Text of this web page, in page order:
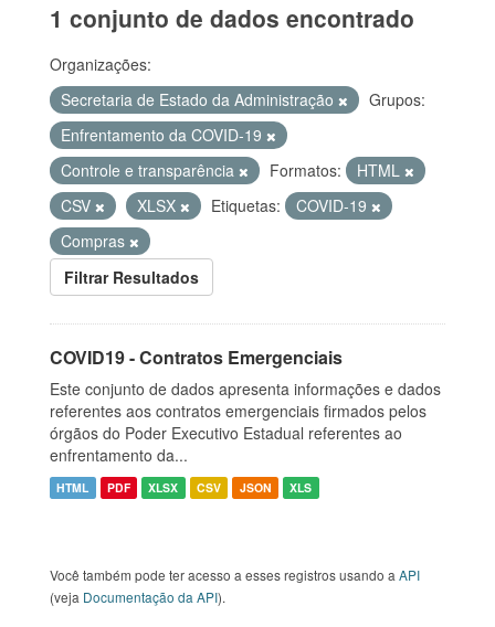
1 conjunto de dados encontrado
Organizações:
Secretaria de Estado da Administração
Grupos:
Enfrentamento da COVID-19
Controle e transparência
Formatos:
HTML
CSV
XLSX Etiquetas:
COVID-19
Compras
Filtrar Resultados
COVID19 - Contratos Emergenciais
Este conjunto de dados apresenta informações e dados
referentes aos contratos emergenciais firmados pelos
órgãos do Poder Executivo Estadual referentes ao
enfrentamento da...
HTML PDF XLSX CSV JSON XLS
Você também pode ter acesso a esses registros usando a API
(veja Documentação da API).